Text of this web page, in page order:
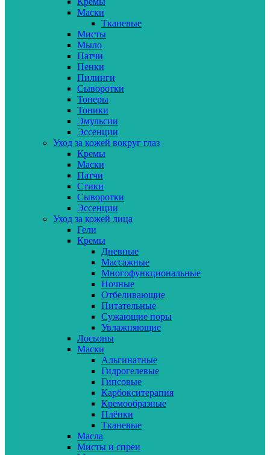
Маски
Тканевые
Мисты
Мыло
Патчи
Пенки
Пилинги
Сыворотки
Тонеры
Тоники
Эмульсии
Эссенции
Уход за кожей вокруг глаз
Кремы
Маски
Патчи
Стики
Сыворотки
Эссенции
Уход за кожей лица
Гели
Кремы
Дневные
Массажные
Многофункциональные
Ночные
Отбеливающие
Питательные
Сужающие поры
Увлажняющие
Лосьоны
Маски
Альгинатные
Гидрогелевые
Гипсовые
Карбокситерапия
Кремообразные
Плёнки
Тканевые
Масла
Мисты и спреи